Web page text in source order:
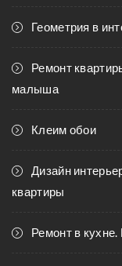
Геометрия в
Ремонт
малыша
Клеим обои
Дизайн
квартиры
Ремонт в